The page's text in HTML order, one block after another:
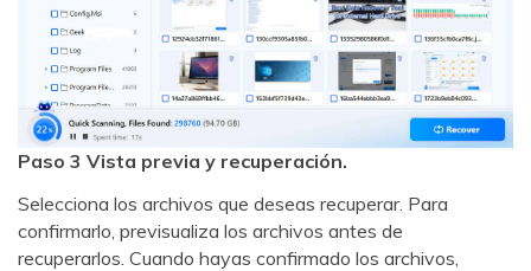
Paso 3 Vista previa y recuperación.
Selecciona los archivos que deseas recuperar. Para
confirmarlo, previsualiza los archivos antes de
recuperarlos. Cuando hayas confirmado los archivos,